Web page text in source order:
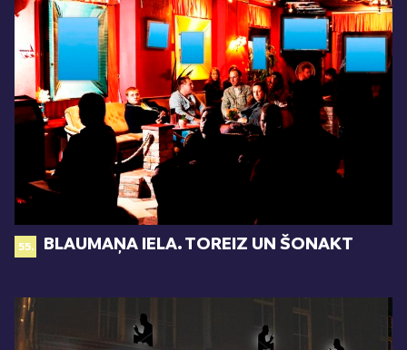
55. BLAUMAŅA IELA. TOREIZ UN ŠONAKT